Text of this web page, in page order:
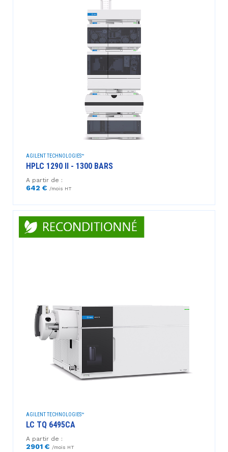
AGILENT TECHNOLOGIES™
HPLC 1290 II - 1300 BARS
A partir de :
642 € /mois HT
AGILENT TECHNOLOGIES™
LC TQ 6495CA
A partir de :
2901 € /mois HT